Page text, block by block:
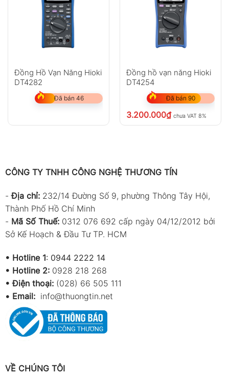
Đồng Hồ Vạn Năng Hioki
DT4282
Đã bán 46
Đồng hồ vạn năng Hioki
DT4254
Đã bán 90
3.200.000₫ chưa VAT 8%
CÔNG TY TNHH CÔNG NGHỆ THƯƠNG TÍN
-Địa chỉ: 232/14 Đường Số 9, phường Thông Tây Hội,
Thành Phố Hồ Chí Minh
- Mã Số Thuế: 0312 076 692 cấp ngày 04/12/2012 bởi
Sở Kế Hoạch & Đầu Tư TP. HCM
• Hotline 1: 0944 2222 14
• Hotline 2: 0928 218 268
• Điện thoại: (028) 66 505 111
• Email: info@thuongtin.net
VỀ CHÚNG TÔI